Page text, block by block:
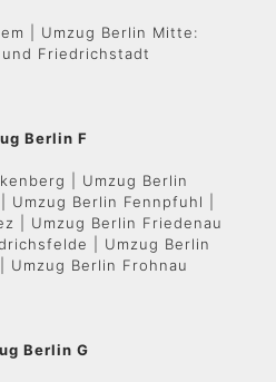
| Umzug Berlin Mitte:
Friedrichstadt
Berlin F
| Umzug Berlin
Umzug Berlin Fennpfuhl |
| Umzug Berlin Friedenau
| Umzug Berlin
Umzug Berlin Frohnau
Berlin G